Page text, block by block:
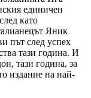
единичен
като
Яник
път след успех
тази година. И
тази година, за
издание на най-